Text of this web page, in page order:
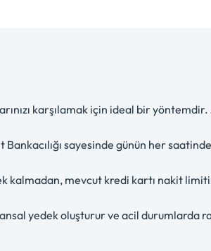
karşılamak için ideal bir
sayesinde günün her
kalmadan, mevcut kredi kartı nakit
yedek oluşturur ve acil durumlarda